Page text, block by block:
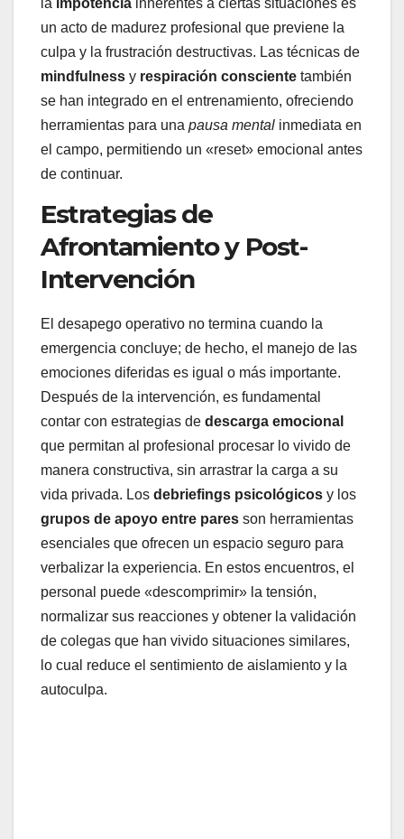
la impotencia inherentes a ciertas situaciones es
un acto de madurez profesional que previene la
culpa y la frustración destructivas. Las técnicas de
mindfulness y respiración consciente también
se han integrado en el entrenamiento, ofreciendo
herramientas para una pausa mental inmediata en
el campo, permitiendo un «reset» emocional antes
de continuar.
Estrategias de
Afrontamiento y Post-
Intervención
El desapego operativo no termina cuando la
emergencia concluye; de hecho, el manejo de las
emociones diferidas es igual o más importante.
Después de la intervención, es fundamental
contar con estrategias de descarga emocional
que permitan al profesional procesar lo vivido de
manera constructiva, sin arrastrar la carga a su
vida privada. Los debriefings psicológicos y los
grupos de apoyo entre pares son herramientas
esenciales que ofrecen un espacio seguro para
verbalizar la experiencia. En estos encuentros, el
personal puede «descomprimir» la tensión,
normalizar sus reacciones y obtener la validación
de colegas que han vivido situaciones similares,
lo cual reduce el sentimiento de aislamiento y la
autoculpa.